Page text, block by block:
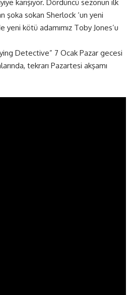
karışıyor. Dördüncü sezonun ilk
şoka sokan Sherlock ‘un yeni
kötü adamımız Toby Jones’u
Detective” 7 Ocak Pazar gecesi
tekrarı Pazartesi akşamı